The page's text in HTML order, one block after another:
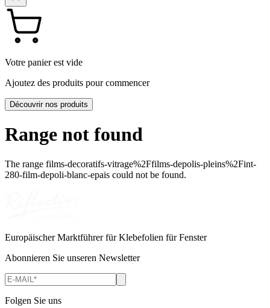
Votre panier est vide
Ajoutez des produits pour commencer
Découvrir nos produits
Range not found
The range films-decoratifs-vitrage%2Ffilms-depolis-pleins%2Fint-
280-film-depoli-blanc-epais could not be found.
Europäischer Marktführer für Klebefolien für Fenster
Abonnieren Sie unseren Newsletter
Folgen Sie uns